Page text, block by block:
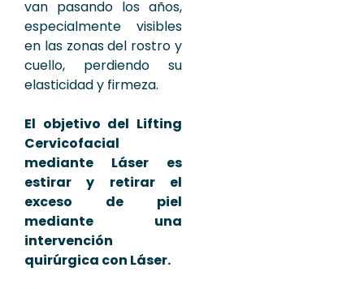
van pasando los años,
especialmente visibles
en las zonas del rostro y
cuello, perdiendo su
elasticidad y firmeza.
El objetivo del Lifting
Cervicofacial
mediante Láser es
estirar y retirar el
exceso de piel
mediante una
intervención
quirúrgica con Láser.